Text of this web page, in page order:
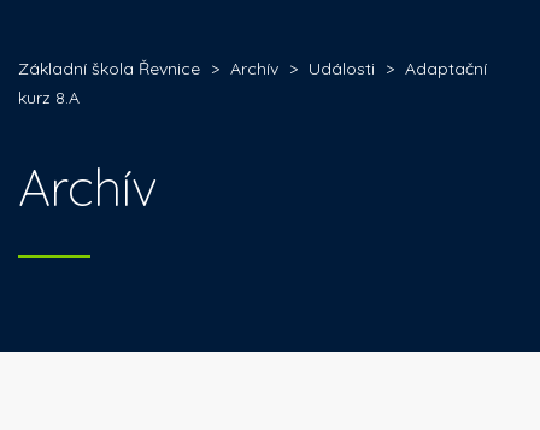
Základní škola Řevnice > Archív > Události > Adaptační
kurz 8.A
Archív